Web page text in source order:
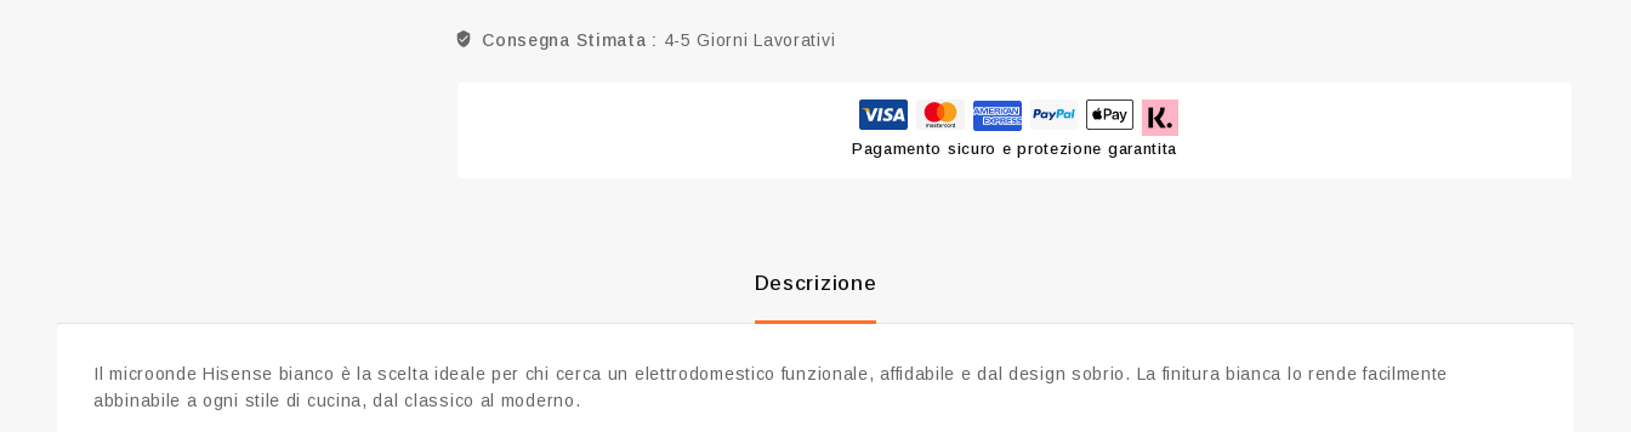
Consegna Stimata : 4-5 Giorni Lavorativi
Pagamento sicuro e protezione garantita
Descrizione
Il microonde Hisense bianco è la scelta ideale per chi cerca un elettrodomestico funzionale, affidabile e dal design sobrio. La finitura bianca lo rende facilmente
abbinabile a ogni stile di cucina, dal classico al moderno.